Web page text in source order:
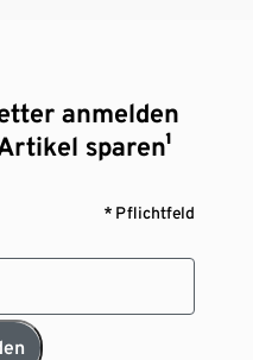
anmelden
sparen¹
* Pflichtfeld